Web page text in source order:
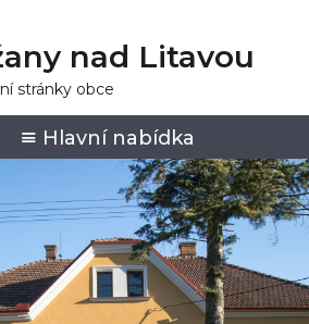
nad Litavou
stránky obce
Hlavní nabídka